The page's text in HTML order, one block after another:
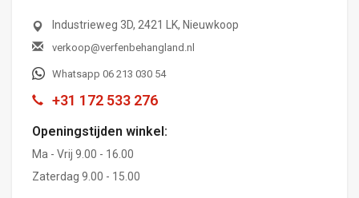
Industrieweg 3D, 2421 LK, Nieuwkoop
verkoop@verfenbehangland.nl
Whatsapp 06 213 030 54
+31 172 533 276
Openingstijden winkel:
Ma - Vrij 9.00 - 16.00
Zaterdag 9.00 - 15.00